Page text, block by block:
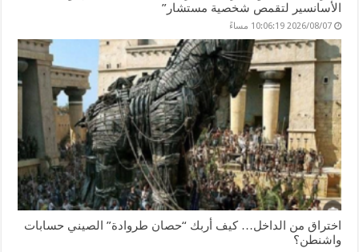
الأسانسير لتقمص شخصية مستشار”
2026/08/07 10:06:19 مساءً
اختراق من الداخل… كيف أربك “حصان طروادة” الصيني حسابات
واشنطن؟